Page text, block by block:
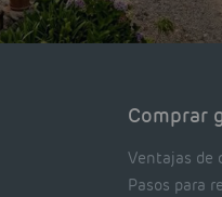
Comprar
Ventajas de
Pasos para